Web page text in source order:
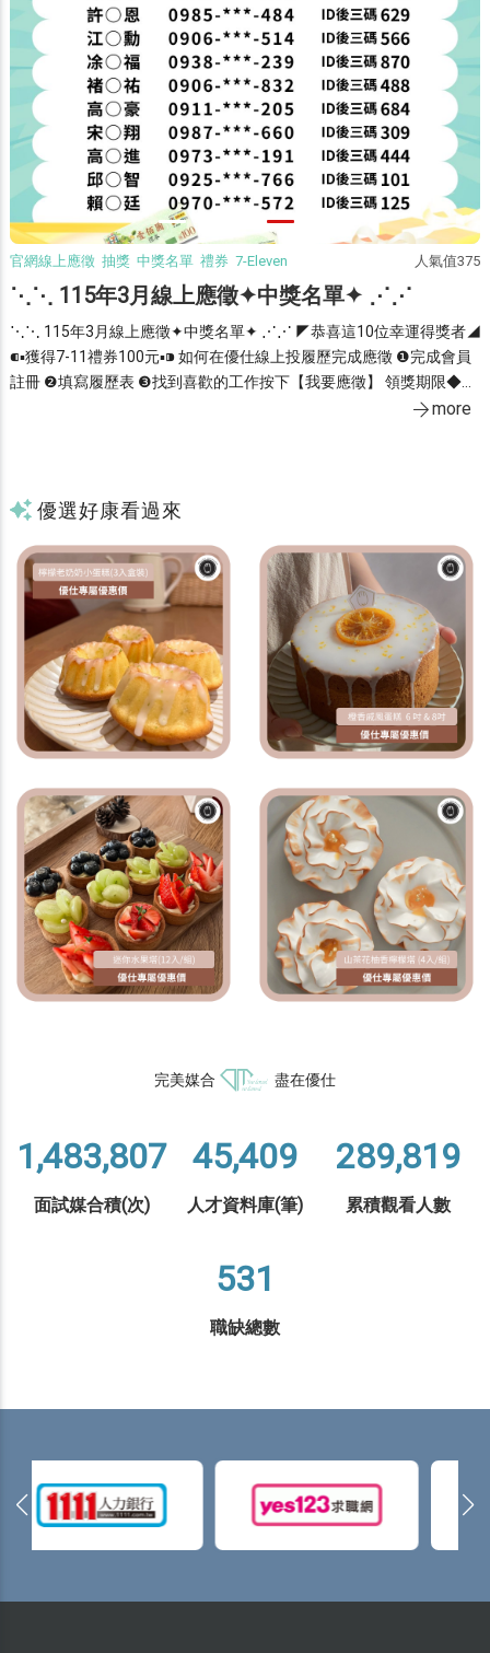
官網線上應徵 抽獎 中獎名單 禮券 7-Eleven 人氣值375
⋱⋱ 115年3月線上應徵✦中獎名單✦ ⋰⋰
⋱⋱ 115年3月線上應徵✦中獎名單✦ ⋰⋰ ◤恭喜這10位幸運得獎者◢
⁌▪獲得7-11禮券100元▪⁍ 如何在優仕線上投履歷完成應徵 ❶完成會員
註冊 ❷填寫履歷表 ❸找到喜歡的工作按下【我要應徵】 領獎期限◆即
日起至115╱3╱31止，逾期視同放棄 領獎時間◆週一~週五▸09：00~1
more
優選好康看過來
完美媒合 盡在優仕
1,483,807
面試媒合積(次)
45,409
人才資料庫(筆)
289,819
累積觀看人數
531
職缺總數